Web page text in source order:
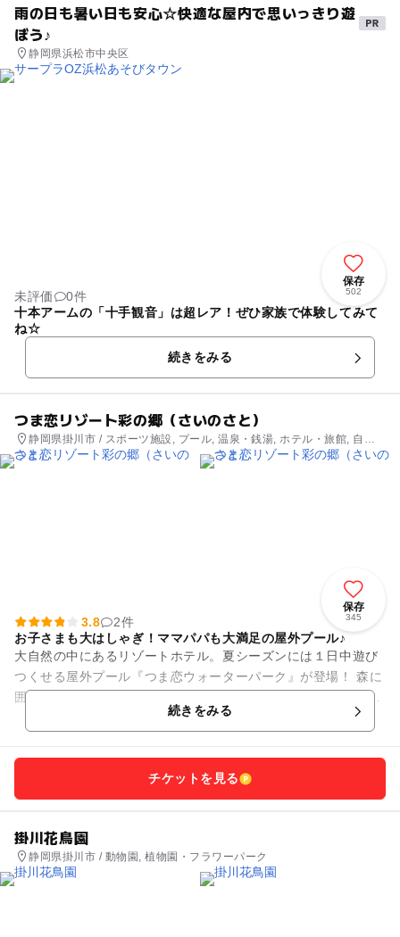
雨の日も暑い日も安心☆快適な屋内で思いっきり遊
ぼう♪
静岡県浜松市中央区
保存
502
未評価
0件
十本アームの「十手観音」は超レア！ぜひ家族で体験してみて
ね☆
続きをみる
つま恋リゾート彩の郷（さいのさと）
静岡県掛川市 / スポーツ施設, プール, 温泉・銭湯, ホテル・旅館, 自然
体験・アクティビティ
保存
345
3.8
2件
お子さまも大はしゃぎ！ママパパも大満足の屋外プール♪
大自然の中にあるリゾートホテル。夏シーズンには１日中遊び
つくせる屋外プール『つま恋ウォーターパーク』が登場！ 森に
囲まれた開放的な空間にある4つのプールと3つのスライダーは
子供から大人まで家族み...続きをみる
チケットを見る
掛川花鳥園
静岡県掛川市 / 動物園, 植物園・フラワーパーク